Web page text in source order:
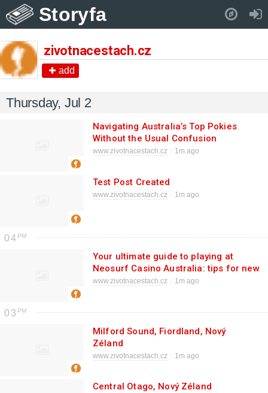
Storyfa
zivotnacestach.cz
add
Thursday, Jul 2
Navigating Australia’s Top Pokies
Without the Usual Confusion
www.zivotnacestach.cz 1m ago
Test Post Created
www.zivotnacestach.cz 1m ago
04
Your ultimate guide to playing at
Neosurf Casino Australia: tips for new
players
www.zivotnacestach.cz 1m ago
03
Milford Sound, Fiordland, Nový
Zéland
www.zivotnacestach.cz 1m ago
Central Otago, Nový Zéland
Pull down to refresh..